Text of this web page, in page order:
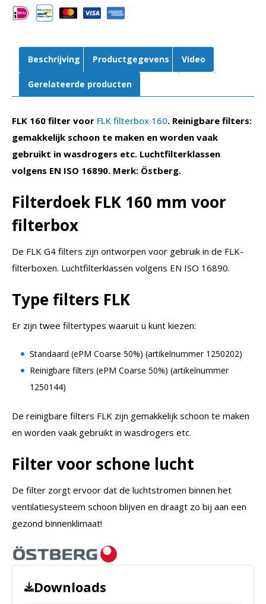
Östberg
aantal
Beschrijving Productgegevens Video
Gerelateerde producten
FLK 160 filter voor FLK filterbox 160. Reinigbare filters:
gemakkelijk schoon te maken en worden vaak
gebruikt in wasdrogers etc. Luchtfilterklassen
volgens EN ISO 16890. Merk: Östberg.
Filterdoek FLK 160 mm voor
filterbox
De FLK G4 filters zijn ontworpen voor gebruik in de FLK-
filterboxen. Luchtfilterklassen volgens EN ISO 16890.
Type filters FLK
Er zijn twee filtertypes waaruit u kunt kiezen:
Standaard (ePM Coarse 50%) (artikelnummer 1250202)
Reinigbare filters (ePM Coarse 50%) (artikelnummer
1250144)
De reinigbare filters FLK zijn gemakkelijk schoon te maken
en worden vaak gebruikt in wasdrogers etc.
Filter voor schone lucht
De filter zorgt ervoor dat de luchtstromen binnen het
ventilatiesysteem schoon blijven en draagt zo bij aan een
gezond binnenklimaat!
Downloads